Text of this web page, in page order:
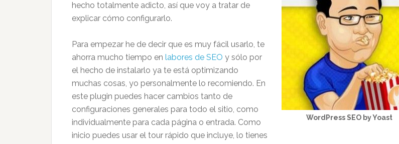
WordPress SEO by Yoast
hecho totalmente adicto, así que voy a tratar de
explicar cómo configurarlo.
Para empezar he de decir que es muy fácil usarlo, te
ahorra mucho tiempo en labores de SEO y sólo por
el hecho de instalarlo ya te está optimizando
muchas cosas, yo personalmente lo recomiendo. En
este plugin puedes hacer cambios tanto de
configuraciones generales para todo el sitio, como
individualmente para cada página o entrada. Como
inicio puedes usar el tour rápido que incluye, lo tienes